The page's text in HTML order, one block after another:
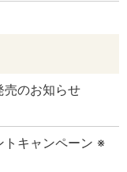
売のお知らせ
トキャンペーン ※